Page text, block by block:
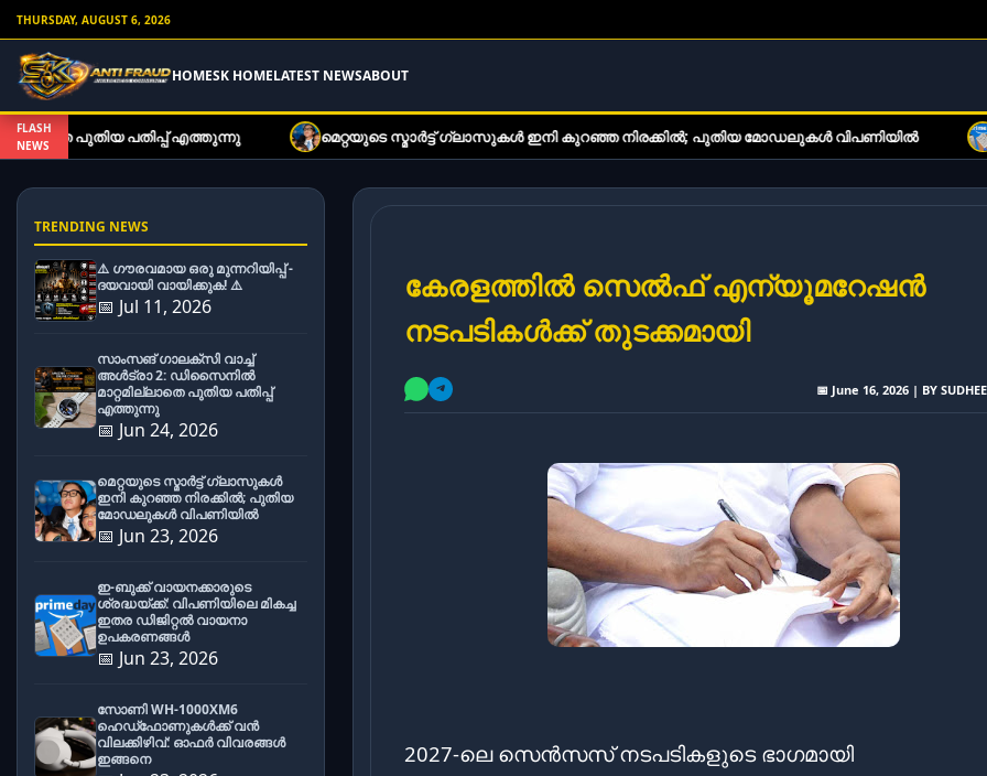
THURSDAY, AUGUST 6, 2026
HOMESK HOMELATEST NEWSABOUT
FLASH
NEWSഎത്തുന്നു മെറ്റയുടെ സ്മാർട്ട് ഗ്ലാസുകൾ ഇനി കുറഞ്ഞ നിരക്കിൽ; പുതിയ മോഡലുകൾ വിപണിയിൽ ഇ-ബുക്ക്
TRENDING NEWS
⚠️ ഗൗരവമായ ഒരു മുന്നറിയിപ്പ് -
ദയവായി വായിക്കുക! ⚠️
📅 Jul 11, 2026
സാംസങ് ഗാലക്സി വാച്ച്
അൾട്രാ 2: ഡിസൈനിൽ
മാറ്റമില്ലാതെ പുതിയ പതിപ്പ്
എത്തുന്നു
📅 Jun 24, 2026
മെറ്റയുടെ സ്മാർട്ട് ഗ്ലാസുകൾ
ഇനി കുറഞ്ഞ നിരക്കിൽ; പുതിയ
മോഡലുകൾ വിപണിയിൽ
📅 Jun 23, 2026
ഇ-ബുക്ക് വായനക്കാരുടെ
ശ്രദ്ധയ്ക്ക്: വിപണിയിലെ മികച്ച
ഇതര ഡിജിറ്റൽ വായനാ
ഉപകരണങ്ങൾ
📅 Jun 23, 2026
സോണി WH-1000XM6
ഹെഡ്‌ഫോണുകൾക്ക് വൻ
വിലക്കിഴിവ്: ഓഫർ വിവരങ്ങൾ
ഇങ്ങനെ
കേരളത്തിൽ സെൽഫ് എന്യൂമറേഷൻ
നടപടികൾക്ക് തുടക്കമായി
📅 June 16, 2026 | BY
2027-ലെ സെൻസസ് നടപടികളുടെ ഭാഗമായി